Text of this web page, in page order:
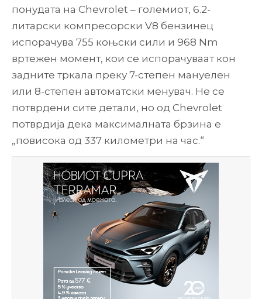
понудата на Chevrolet – големиот, 6.2-
литарски компресорски V8 бензинец
испорачува 755 коњски сили и 968 Nm
вртежен момент, кои се испорачуваат кон
задните тркала преку 7-степен мануелен
или 8-степен автоматски менувач. Не се
потврдени сите детали, но од Chevrolet
потврдија дека максималната брзина е
„повисока од 337 километри на час.“